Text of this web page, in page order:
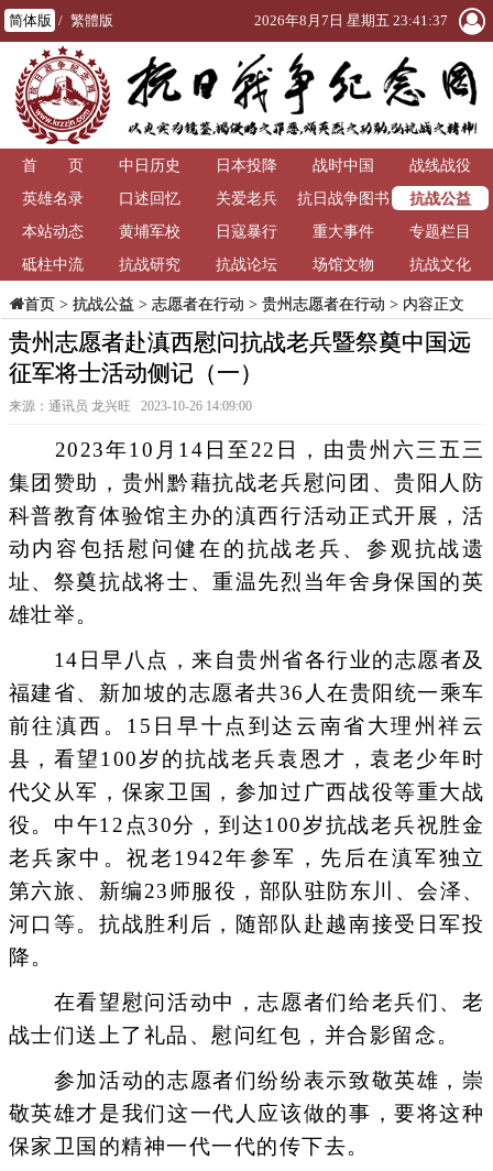
简体版 / 繁體版 2026年8月7日 星期五 23:41:39
首 页 中日历史 日本投降 战时中国
战线战役
英雄名录
口述回忆 关爱老兵
抗日战争图书
馆
抗战公益
本站动态
黄埔军校 日寇暴行 重大事件
专题栏目
砥柱中流
抗战研究 抗战论坛 场馆文物 抗战文化
首页> 抗战公益 > 志愿者在行动 > 贵州志愿者在行动 > 内容正文
贵州志愿者赴滇西慰问抗战老兵暨祭奠中国远
征军将士活动侧记（一）
来源：通讯员 龙兴旺 2023-10-26 14:09:00
2023年10月14日至22日，由贵州六三五三
集团赞助，贵州黔藉抗战老兵慰问团、贵阳人防
科普教育体验馆主办的滇西行活动正式开展，活
动内容包括慰问健在的抗战老兵、参观抗战遗
址、祭奠抗战将士、重温先烈当年舍身保国的英
雄壮举。
14日早八点，来自贵州省各行业的志愿者及
福建省、新加坡的志愿者共36人在贵阳统一乘车
前往滇西。15日早十点到达云南省大理州祥云
县，看望100岁的抗战老兵袁恩才，袁老少年时
代父从军，保家卫国，参加过广西战役等重大战
役。中午12点30分，到达100岁抗战老兵祝胜金
老兵家中。祝老1942年参军，先后在滇军独立
第六旅、新编23师服役，部队驻防东川、会泽、
河口等。抗战胜利后，随部队赴越南接受日军投
降。
在看望慰问活动中，志愿者们给老兵们、老
战士们送上了礼品、慰问红包，并合影留念。
参加活动的志愿者们纷纷表示致敬英雄，崇
敬英雄才是我们这一代人应该做的事，要将这种
保家卫国的精神一代一代的传下去。